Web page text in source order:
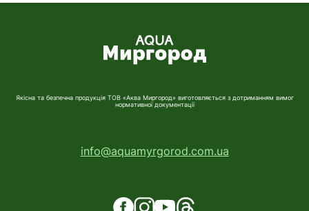
Якісна та безпечна продукція ТОВ «Аква Миргород» виготовляється з дотриманням вимог
нормативної документації
info@aquamyrgorod.com.ua